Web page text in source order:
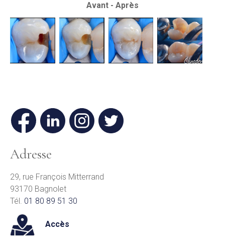
Avant - Après
Adresse
29, rue François Mitterrand
93170 Bagnolet
Tél. 01 80 89 51 30
Accès